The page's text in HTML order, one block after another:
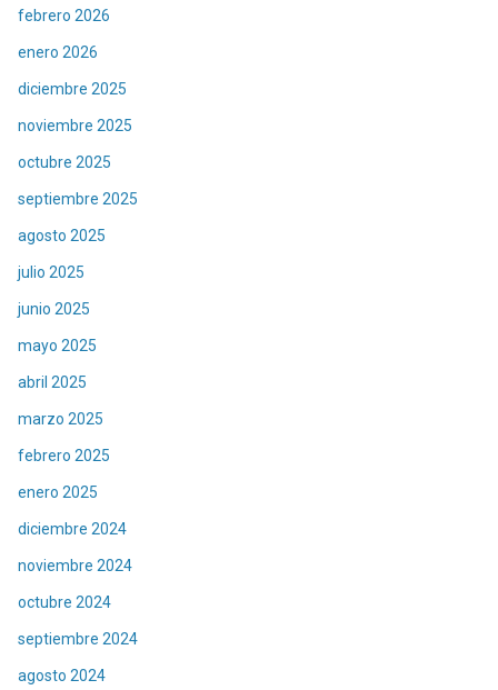
febrero 2026
enero 2026
diciembre 2025
noviembre 2025
octubre 2025
septiembre 2025
agosto 2025
julio 2025
junio 2025
mayo 2025
abril 2025
marzo 2025
febrero 2025
enero 2025
diciembre 2024
noviembre 2024
octubre 2024
septiembre 2024
agosto 2024